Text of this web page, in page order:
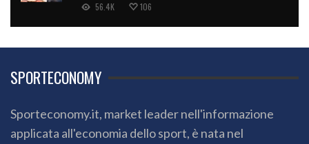
56.4K 106
SPORTECONOMY
Sporteconomy.it, market leader nell'informazione
applicata all'economia dello sport, è nata nel